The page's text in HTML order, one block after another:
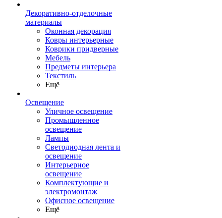
Декоративно-отделочные
материалы
Оконная декорация
Ковры интерьерные
Коврики придверные
Мебель
Предметы интерьера
Текстиль
Ещё
Освещение
Уличное освещение
Промышленное
освещение
Лампы
Светодиодная лента и
освещение
Интерьерное
освещение
Комплектующие и
электромонтаж
Офисное освещение
Ещё